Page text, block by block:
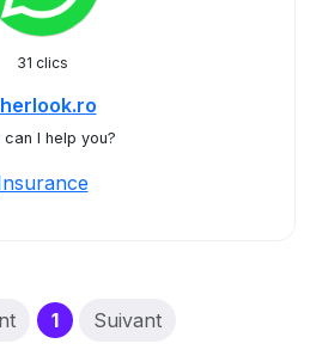
31 clics
can I help you?
1(current)
Suivant